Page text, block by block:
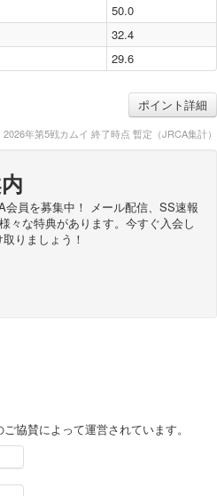
50.0
32.4
29.6
ポイント詳細
2026年第5戦カムイ 終了時点 暫定（JRCA集計）
会員を募集中！ メール配信、SS速報
々な特典があります。今すぐ入会し
りましょう！
協賛によって運営されています。